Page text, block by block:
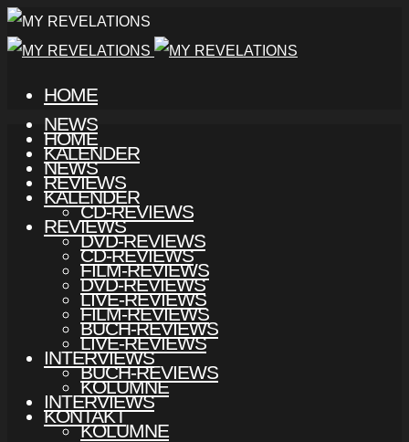
HOME
NEWS
KALENDER
REVIEWS
CD-REVIEWS
DVD-REVIEWS
FILM-REVIEWS
LIVE-REVIEWS
BUCH-REVIEWS
INTERVIEWS
KOLUMNE
KONTAKT
HOME
NEWS
KALENDER
REVIEWS
CD-REVIEWS
DVD-REVIEWS
FILM-REVIEWS
LIVE-REVIEWS
BUCH-REVIEWS
INTERVIEWS
KOLUMNE